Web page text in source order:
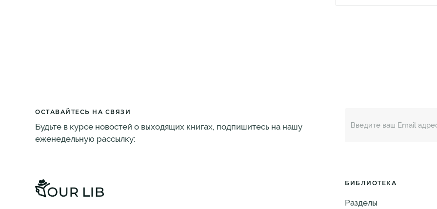
ОСТАВАЙТЕСЬ НА СВЯЗИ
Будьте в курсе новостей о выходящих книгах, подпишитесь на нашу
еженедельную рассылку:
БИБЛИОТЕКА
Разделы